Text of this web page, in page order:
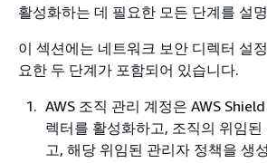
활성화하는 데 필요한 모든 단계를 설
이 섹션에는 네트워크 보안 디렉터 설
요한 두 단계가 포함되어 있습니다.
AWS 조직 관리 계정은 AWS
렉터를 활성화하고, 조직의 위임
고, 해당 위임된 관리자 정책을 생